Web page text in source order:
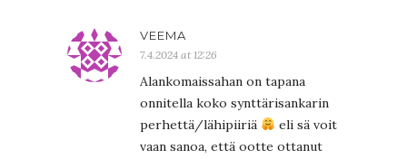
VEEMA
7.4.2024 at 12:26
Alankomaissahan on tapana
onnitella koko synttärisankarin
perhettä/lähipiiriä
eli sä voit
vaan sanoa, että ootte ottanut